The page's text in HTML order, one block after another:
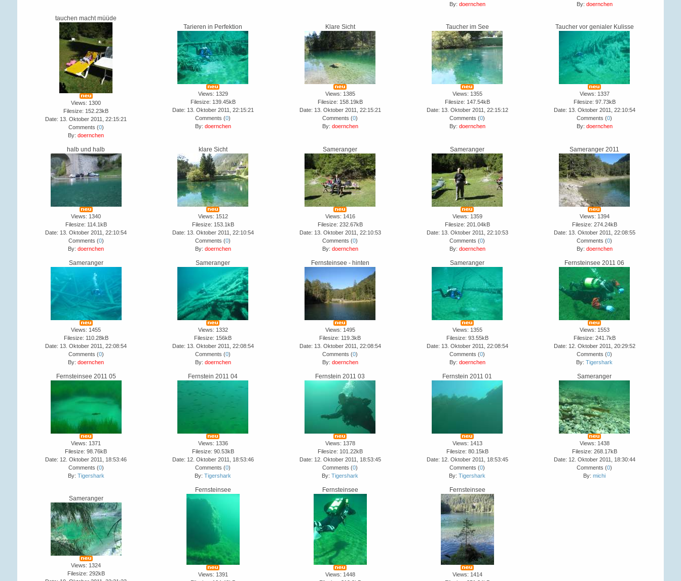
By: doernchen
By: doernchen
tauchen macht müüde
Views: 1300
Filesize: 152.23kB
Date: 13. Oktober 2011, 22:15:21
Comments (0)
By:doernchen
Tarieren in Perfektion
Views: 1329
Filesize: 139.45kB
Date: 13. Oktober 2011, 22:15:21
Comments (0)
By: doernchen
Klare Sicht
Views: 1385
Filesize: 158.19kB
Date: 13. Oktober 2011, 22:15:21
Comments (0)
By: doernchen
Taucher im See
Views: 1355
Filesize: 147.54kB
Date: 13. Oktober 2011, 22:15:12
Comments (0)
By: doernchen
Taucher vor genialer Kulisse
Views: 1337
Filesize: 97.73kB
Date: 13. Oktober 2011, 22:10:54
Comments (0)
By: doernchen
halb und halb
Views: 1340
Filesize: 114.1kB
Date: 13. Oktober 2011, 22:10:54
Comments (0)
By:doernchen
klare Sicht
Views: 1512
Filesize: 153.1kB
Date: 13. Oktober 2011, 22:10:54
Comments (0)
By: doernchen
Sameranger
Views: 1416
Filesize: 232.67kB
Date: 13. Oktober 2011, 22:10:53
Comments (0)
By: doernchen
Sameranger
Views: 1359
Filesize: 201.04kB
Date: 13. Oktober 2011, 22:10:53
Comments (0)
By: doernchen
Sameranger 2011
Views: 1394
Filesize: 274.24kB
Date: 13. Oktober 2011, 22:08:55
Comments (0)
By: doernchen
Sameranger
Views: 1455
Filesize: 110.28kB
Date: 13. Oktober 2011, 22:08:54
Comments (0)
By:doernchen
Sameranger
Views: 1332
Filesize: 156kB
Date: 13. Oktober 2011, 22:08:54
Comments (0)
By: doernchen
Fernsteinsee - hinten
Views: 1495
Filesize: 119.3kB
Date: 13. Oktober 2011, 22:08:54
Comments (0)
By: doernchen
Sameranger
Views: 1355
Filesize: 93.55kB
Date: 13. Oktober 2011, 22:08:54
Comments (0)
By: doernchen
Fernsteinsee 2011 06
Views: 1553
Filesize: 241.7kB
Date: 12. Oktober 2011, 20:29:52
Comments (0)
By:Tigershark
Fernsteinsee 2011 05
Views: 1371
Filesize: 98.76kB
Date: 12. Oktober 2011, 18:53:46
Comments (0)
By: Tigershark
Fernstein 2011 04
Views: 1336
Filesize: 90.53kB
Date: 12. Oktober 2011, 18:53:46
Comments (0)
By:Tigershark
Fernstein 2011 03
Views: 1378
Filesize: 101.22kB
Date: 12. Oktober 2011, 18:53:45
Comments (0)
By:Tigershark
Fernstein 2011 01
Views: 1413
Filesize: 80.15kB
Date: 12. Oktober 2011, 18:53:45
Comments (0)
By:Tigershark
Sameranger
Views: 1438
Filesize: 268.17kB
Date: 12. Oktober 2011, 18:30:44
Comments (0)
By:michi
Sameranger
Views: 1324
Filesize: 292kB
Fernsteinsee
Views: 1391
Fernsteinsee
Views: 1448
Fernsteinsee
Views: 1414